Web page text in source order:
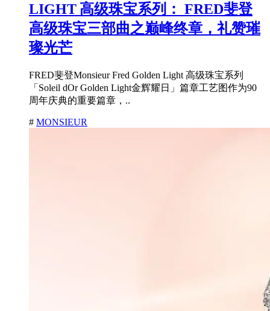
LIGHT 高级珠宝系列： FRED斐登
高级珠宝三部曲之巅峰终章，礼赞璀
璨光芒
FRED斐登Monsieur Fred Golden Light 高级珠宝系列
「Soleil dOr Golden Light金辉耀日」篇章工艺图作为90
周年庆典的重要篇章，..
# MONSIEUR